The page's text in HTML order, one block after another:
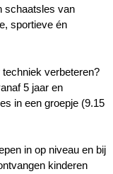
schaatsles van
sportieve én
verbeteren?
5 jaar en
in een groepje (9.15
in op niveau en bij
kinderen